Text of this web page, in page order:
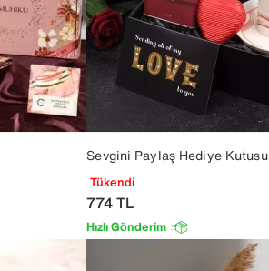
Sevgini Paylaş Hediye Kutusu
Tükendi
774TL
Hızlı Gönderim